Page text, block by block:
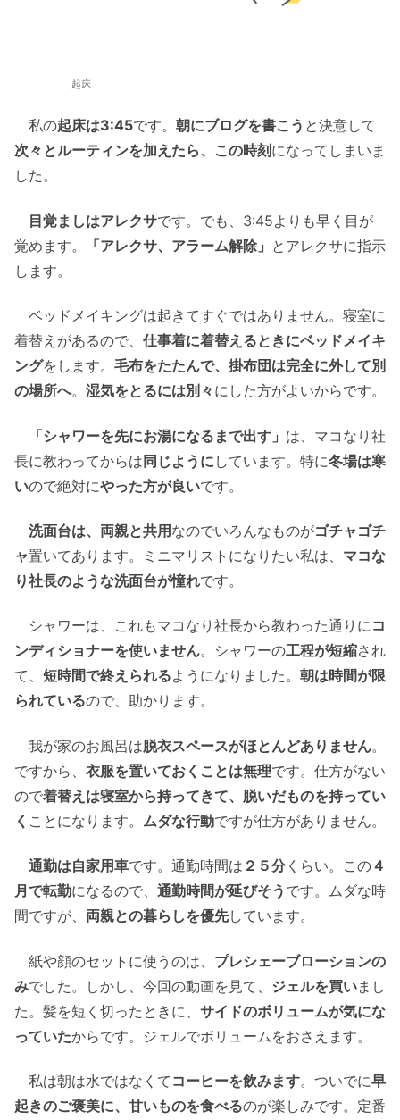
起床
私の起床は3:45です。 朝にブログを書こう と決意して
次々とルーティンを加えたら、この時刻 になってしまいま
した。
目覚ましはアレクサです。でも、3:45よりも早く目が
覚めます。
「アレクサ、アラーム解除」 とアレクサに指示
します。
ベッドメイキングは起きてすぐではありません。寝室に
着替えがあるので、 仕事着に着替えるときにベッドメイキ
ングをします。 毛布をたたんで、掛布団は完全に外して別
の場所へ。 湿気をとるには別々にした方がよいからです。
「シャワーを先にお湯になるまで出す」 は、マコなり社
長に教わってからは同じように しています。特に冬場は寒
いので絶対にやった方が良いです。
洗面台は、両親と共用なのでいろんなものがゴチャゴチ
ャ置いてあります。ミニマリストになりたい私は、 マコな
り社長のような洗面台が憧れです。
シャワーは、これもマコなり社長から教わった通りにコ
ンディショナーを使いません。シャワーの工程が短縮され
て、 短時間で終えられるようになりました。 朝は時間が限
られているので、助かります。
我が家のお風呂は脱衣スペースがほとんどありません。
ですから、 衣服を置いておくことは無理です。仕方がない
ので着替えは寝室から持ってきて、脱いだものを持ってい
く ことになります。 ムダな行動ですが仕方がありません。
通勤は自家用車です。通勤時間は ２５分くらい。この４
月で転勤になるので、 通勤時間が延びそう です。ムダな時
間ですが、 両親との暮らしを優先しています。
紙や顔のセットに使うのは、 プレシェーブローションの
みでした。しかし、今回の動画を見て、 ジェルを買いまし
た。髪を短く切ったときに、 サイドのボリュームが気にな
っていたからです。ジェルでボリュームをおさえます。
私は朝は水ではなくて コーヒーを飲みます。ついでに早
起きのご褒美に、甘いものを食べるのが楽しみです。定番